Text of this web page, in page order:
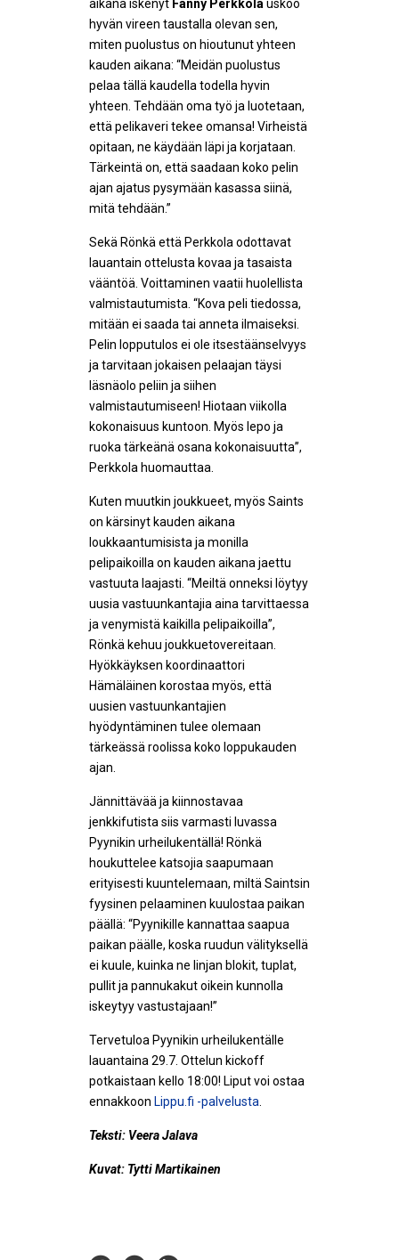
aikana iskenyt Fanny Perkkola uskoo
hyvän vireen taustalla olevan sen,
miten puolustus on hioutunut yhteen
kauden aikana: “Meidän puolustus
pelaa tällä kaudella todella hyvin
yhteen. Tehdään oma työ ja luotetaan,
että pelikaveri tekee omansa! Virheistä
opitaan, ne käydään läpi ja korjataan.
Tärkeintä on, että saadaan koko pelin
ajan ajatus pysymään kasassa siinä,
mitä tehdään.”
Sekä Rönkä että Perkkola odottavat
lauantain ottelusta kovaa ja tasaista
vääntöä. Voittaminen vaatii huolellista
valmistautumista. “Kova peli tiedossa,
mitään ei saada tai anneta ilmaiseksi.
Pelin lopputulos ei ole itsestäänselvyys
ja tarvitaan jokaisen pelaajan täysi
läsnäolo peliin ja siihen
valmistautumiseen! Hiotaan viikolla
kokonaisuus kuntoon. Myös lepo ja
ruoka tärkeänä osana kokonaisuutta”,
Perkkola huomauttaa.
Kuten muutkin joukkueet, myös Saints
on kärsinyt kauden aikana
loukkaantumisista ja monilla
pelipaikoilla on kauden aikana jaettu
vastuuta laajasti. “Meiltä onneksi löytyy
uusia vastuunkantajia aina tarvittaessa
ja venymistä kaikilla pelipaikoilla”,
Rönkä kehuu joukkuetovereitaan.
Hyökkäyksen koordinaattori
Hämäläinen korostaa myös, että
uusien vastuunkantajien
hyödyntäminen tulee olemaan
tärkeässä roolissa koko loppukauden
ajan.
Jännittävää ja kiinnostavaa
jenkkifutista siis varmasti luvassa
Pyynikin urheilukentällä! Rönkä
houkuttelee katsojia saapumaan
erityisesti kuuntelemaan, miltä Saintsin
fyysinen pelaaminen kuulostaa paikan
päällä: “Pyynikille kannattaa saapua
paikan päälle, koska ruudun välityksellä
ei kuule, kuinka ne linjan blokit, tuplat,
pullit ja pannukakut oikein kunnolla
iskeytyy vastustajaan!”
Tervetuloa Pyynikin urheilukentälle
lauantaina 29.7. Ottelun kickoff
potkaistaan kello 18:00! Liput voi ostaa
ennakkoon Lippu.fi -palvelusta
Teksti: Veera Jalava
Kuvat: Tytti Martikainen